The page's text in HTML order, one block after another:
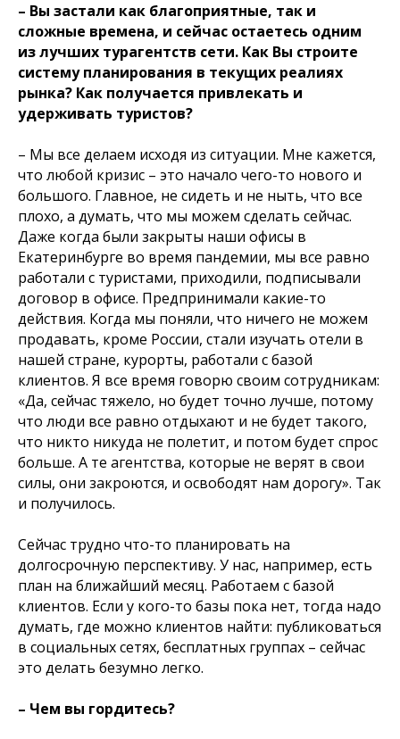
– Вы застали как благоприятные, так и
сложные времена, и сейчас остаетесь одним
из лучших турагентств сети. Как Вы строите
систему планирования в текущих реалиях
рынка? Как получается привлекать и
удерживать туристов?
– Мы все делаем исходя из ситуации. Мне кажется,
что любой кризис – это начало чего-то нового и
большого. Главное, не сидеть и не ныть, что все
плохо, а думать, что мы можем сделать сейчас.
Даже когда были закрыты наши офисы в
Екатеринбурге во время пандемии, мы все равно
работали с туристами, приходили, подписывали
договор в офисе. Предпринимали какие-то
действия. Когда мы поняли, что ничего не можем
продавать, кроме России, стали изучать отели в
нашей стране, курорты, работали с базой
клиентов. Я все время говорю своим сотрудникам:
«Да, сейчас тяжело, но будет точно лучше, потому
что люди все равно отдыхают и не будет такого,
что никто никуда не полетит, и потом будет спрос
больше. А те агентства, которые не верят в свои
силы, они закроются, и освободят нам дорогу». Так
и получилось.
Сейчас трудно что-то планировать на
долгосрочную перспективу. У нас, например, есть
план на ближайший месяц. Работаем с базой
клиентов. Если у кого-то базы пока нет, тогда надо
думать, где можно клиентов найти: публиковаться
в социальных сетях, бесплатных группах – сейчас
это делать безумно легко.
– Чем вы гордитесь?